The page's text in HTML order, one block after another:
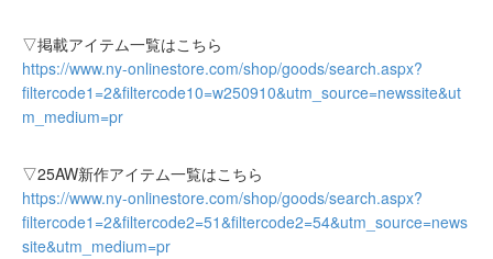
▽掲載アイテム一覧はこちら
https://www.ny-onlinestore.com/shop/goods/search.aspx?
filtercode1=2&filtercode10=w250910&utm_source=newssite&ut
m_medium=pr
▽25AW新作アイテム一覧はこちら
https://www.ny-onlinestore.com/shop/goods/search.aspx?
filtercode1=2&filtercode2=51&filtercode2=54&utm_source=news
site&utm_medium=pr